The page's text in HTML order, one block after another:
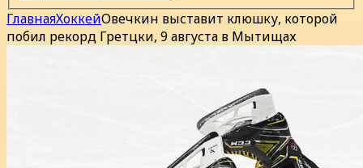
ГлавнаяХоккейОвечкин выставит клюшку, которой
побил рекорд Гретцки, 9 августа в Мытищах